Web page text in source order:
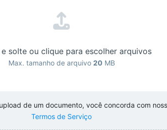
solte ou clique para escolher arquivos
Max. tamanho de arquivo 20 MB
de um documento, você concorda com
Termos de Serviço